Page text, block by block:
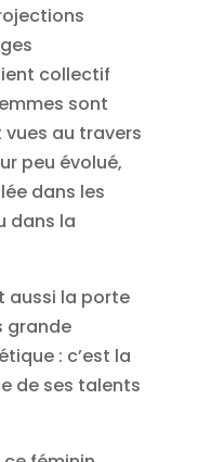
collectif
sont
vues au travers
peu évolué,
dans les
dans la
aussi la porte
grande
: c’est la
de ses talents